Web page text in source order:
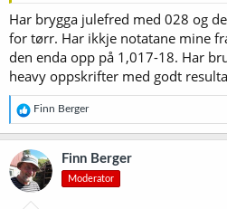
Jeg ville ikke bruke de to du nevner,
er en særdeles fin gjær - fordi den
Imperials versjon, A31, og jeg bruker
dette ølet.)
Har brygga julefred med 028 og
for tørr. Har ikkje notatane mine
den enda opp på 1,017-18. Har
heavy oppskrifter med godt
R
e
a
k
s
j
o
Finn Berger
Finn Berger
Moderator